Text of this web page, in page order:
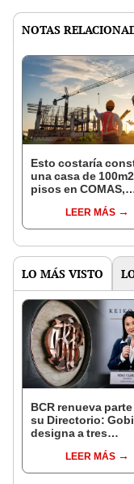
NOTAS
Esto costaría
una casa de
pisos en COMAS,
distritos de LIMA
NORTE
LEER MÁS
LO MÁS VISTO
BCR renueva
su Directorio:
designa a tres
EjecutivoLEER MÁS